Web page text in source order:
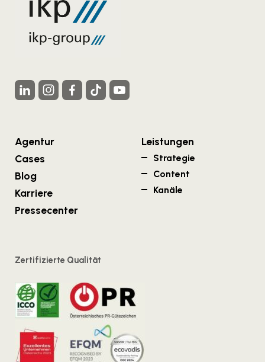
Agentur
Cases
Blog
Karriere
Pressecenter
Leistungen
Strategie
Content
Kanäle
Zertifizierte Qualität